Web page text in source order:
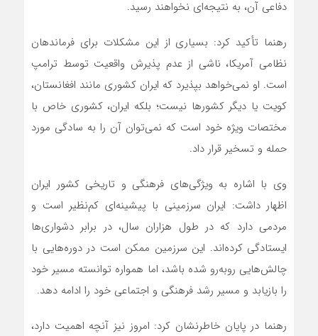
دفاعی آن، به نتیجه‌ای نخواهند رسید.
رهنما تأکید کرد: بسیاری از این مشکلات برای فرماندهان
نظامی آمریکا، ناشی از عدم پذیرش واقعیت توسط ترامپ
است. او نمی‌خواهد بپذیرد که ایران کشوری مانند افغانستان،
کویت یا دیگر کشورها نیست؛ بلکه ایران، کشوری خاص با
مختصات ویژه خود است که نمی‌توان آن را به سادگی مورد
حمله و تسخیر قرار داد.
وی با اشاره به ویژگی‌های فرهنگی و تاریخی کشور ایران
اظهار داشت: ایران سرزمینی با پیشینه‌ای کم‌نظیر است و
مردمی دارد که در طول هزاران سال، در برابر دشواری‌ها
ایستادگی کرده‌اند. این سرزمین ممکن است در دوره‌هایی با
چالش‌هایی روبه‌رو شده باشد، اما همواره توانسته مسیر خود
را بازیابد و مسیر رشد فرهنگی و اجتماعی خود را ادامه دهد.
رهنما در پایان خاطرنشان کرد: امروز نیز آنچه اهمیت دارد،